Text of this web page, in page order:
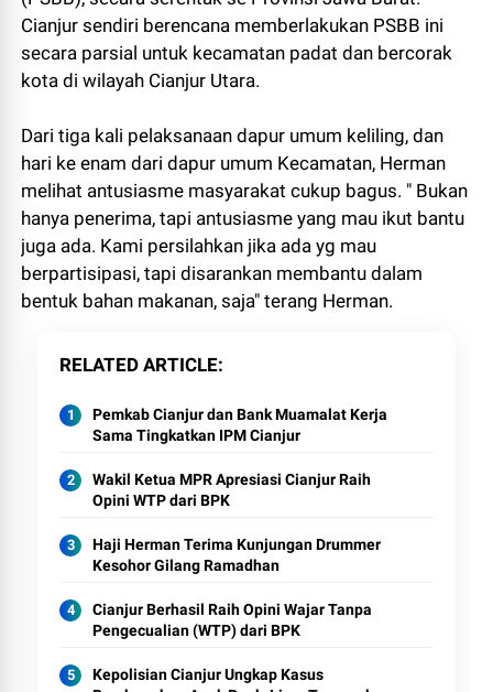
Cianjur sendiri berencana memberlakukan PSBB ini
secara parsial untuk kecamatan padat dan bercorak
kota di wilayah Cianjur Utara.
Dari tiga kali pelaksanaan dapur umum keliling, dan
hari ke enam dari dapur umum Kecamatan, Herman
melihat antusiasme masyarakat cukup bagus. " Bukan
hanya penerima, tapi antusiasme yang mau ikut bantu
juga ada. Kami persilahkan jika ada yg mau
berpartisipasi, tapi disarankan membantu dalam
bentuk bahan makanan, saja" terang Herman.
RELATED ARTICLE
Pemkab Cianjur dan Bank Muamalat Kerja
Sama Tingkatkan IPM Cianjur
Wakil Ketua MPR Apresiasi Cianjur Raih
Opini WTP dari BPK
Haji Herman Terima Kunjungan Drummer
Kesohor Gilang Ramadhan
Cianjur Berhasil Raih Opini Wajar Tanpa
Pengecualian (WTP) dari BPK
Kepolisian Cianjur Ungkap Kasus